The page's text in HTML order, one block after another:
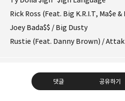
Joey Bada$$ / Big Dusty
Rustie (Feat. Danny Brown) / Attak
댓글 공유하기